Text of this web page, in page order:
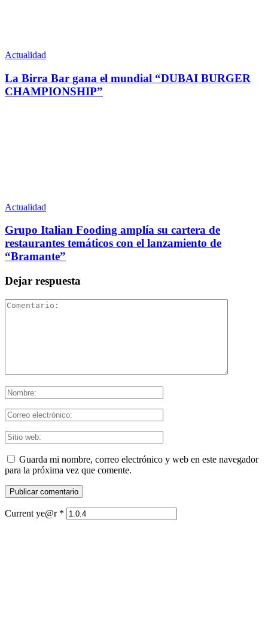
Actualidad
La Birra Bar gana el mundial “DUBAI BURGER
CHAMPIONSHIP”
Actualidad
Grupo Italian Fooding amplía su cartera de
restaurantes temáticos con el lanzamiento de
“Bramante”
Dejar respuesta
Guarda mi nombre, correo electrónico y web en este navegador
para la próxima vez que comente.
Current ye@r *